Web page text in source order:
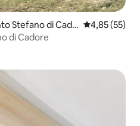
Stefano di Cado Prosječna
4,85 (55)
di Cadore